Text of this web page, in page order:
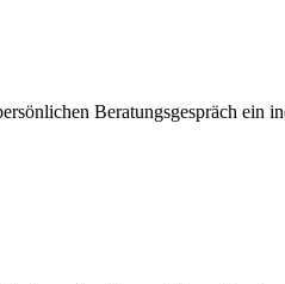
Beratungsgespräch ein